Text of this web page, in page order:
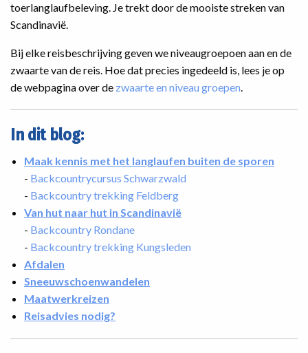
toerlanglaufbeleving. Je trekt door de mooiste streken van
Scandinavië.
Bij elke reisbeschrijving geven we niveaugroepoen aan en de
zwaarte van de reis. Hoe dat precies ingedeeld is, lees je op
de webpagina over de zwaarte en niveau groepen.
In dit blog:
Maak kennis met het langlaufen buiten de sporen
- Backcountrycursus Schwarzwald
- Backcountry trekking Feldberg
Van hut naar hut in Scandinavië
- Backcountry Rondane
- Backcountry trekking Kungsleden
Afdalen
Sneeuwschoenwandelen
Maatwerkreizen
Reisadvies nodig?